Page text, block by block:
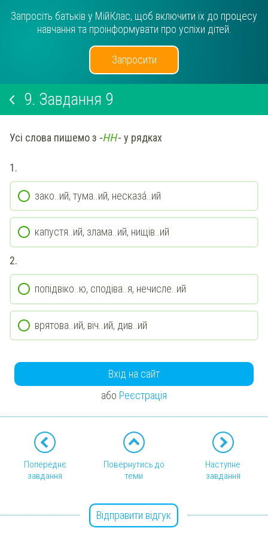
Запросіть батьків у МійКлас, щоб включити їх до процесу
навчання та проінформувати про успіхи дітей.
Запросити
9. Завдання 9
Усі слова пишемо з -НН- у рядках
1.
зако..ий, тума..ий, несказа́..ий
капустя..ий, злама..ий, нищів..ий
2.
попідвіко..ю, сподіва..я, нечисле..ий
врятова..ий, віч..ий, див..ий
Вхід на сайт
або Реєстрація
Попереднє
завдання
Повернутись до
теми
Наступне
завдання
Відправити відгук